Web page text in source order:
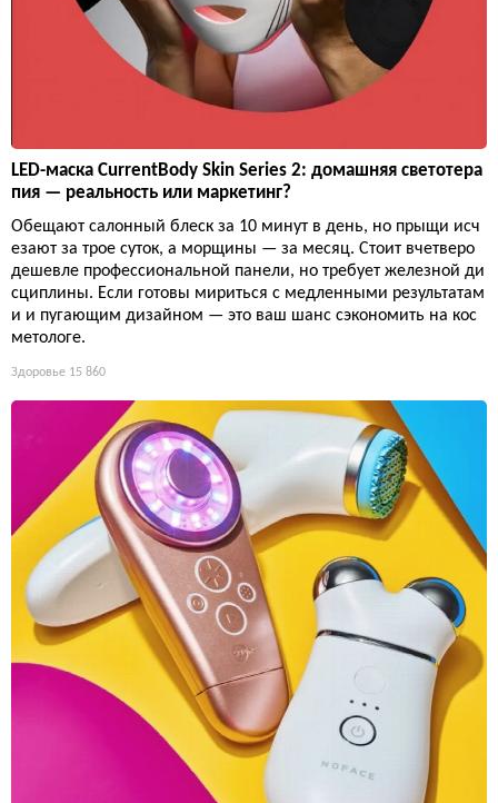
LED-маска CurrentBody Skin Series 2: домашняя светотера
пия — реальность или маркетинг?
Обещают салонный блеск за 10 минут в день, но прыщи исч
езают за трое суток, а морщины — за месяц. Стоит вчетверо
дешевле профессиональной панели, но требует железной ди
сциплины. Если готовы мириться с медленными результатам
и и пугающим дизайном — это ваш шанс сэкономить на кос
метологе.
Здоровье 15 860